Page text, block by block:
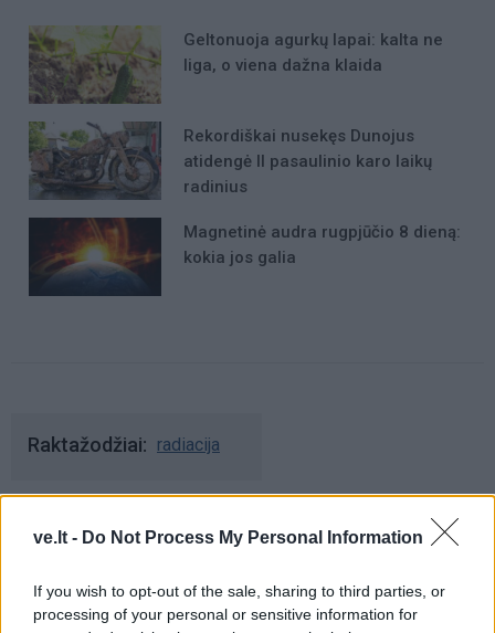
ve.lt - Do Not Process My Personal Information
If you wish to opt-out of the sale, sharing to third parties, or
processing of your personal or sensitive information for
Geltonuoja agurkų lapai: kalta ne
liga, o viena dažna klaida
Rekordiškai nusekęs Dunojus
atidengė II pasaulinio karo laikų
radinius
Magnetinė audra rugpjūčio 8 dieną:
kokia jos galia
Raktažodžiai radiacija
Komentarai